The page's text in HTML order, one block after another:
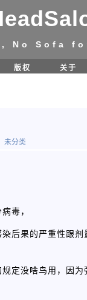
No Sofa
版权 关于
未分类
毒，
后果的严重性跟
定没啥鸟用，因